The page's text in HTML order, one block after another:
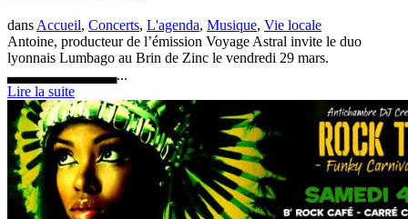
dans Accueil, Concerts, L'agenda, Musique, Vie locale
Antoine, producteur de l’émission Voyage Astral invite le duo
lyonnais Lumbago au Brin de Zinc le vendredi 29 mars.
▃▃▃▃▃▃▃▃▃▃...
Lire la suite